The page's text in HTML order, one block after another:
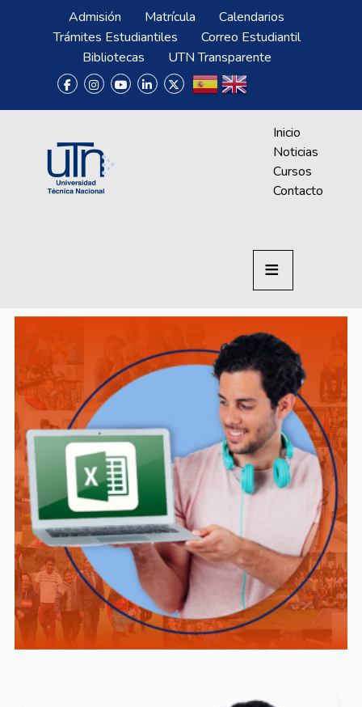
Pasar al contenido principal
Menú SuperiorAdmisión Matrícula
Calendarios
Trámites Estudiantiles
Correo Estudiantil
Bibliotecas
UTN Transparente
Menú CrAprende
Inicio
Noticias
Cursos
Contacto